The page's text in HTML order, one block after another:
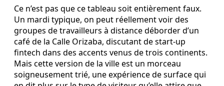
Ce n’est pas que ce tableau soit entièrement faux.
Un mardi typique, on peut réellement voir des
groupes de travailleurs à distance déborder d’un
café de la Calle Orizaba, discutant de start-up
fintech dans des accents venus de trois continents.
Mais cette version de la ville est un morceau
soigneusement trié, une expérience de surface qui